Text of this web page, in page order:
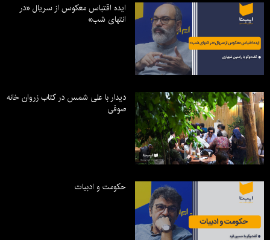
ایده اقتباس معکوس از سریال «در
انتهای شب»
دیدار با علی شمس در کتاب زروان خانه
صوفی
حکومت و ادبیات